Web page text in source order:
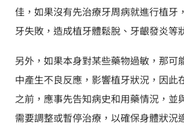
佳，如果沒有先治療牙周病就進行植牙
牙失敗，造成植牙體鬆脫、牙齦發炎等
另外，如果本身對某些藥物過敏，那可
中產生不良反應，影響植牙狀況，因此
之前，應事先告知病史和用藥情況，並
需要調整或暫停治療，以確保身體狀況